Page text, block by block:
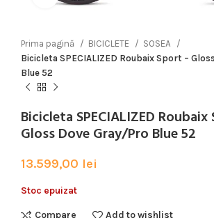
Prima pagină BICICLETE
SOSEA
Bicicleta SPECIALIZED Roubaix Sport –
Blue 52
Bicicleta SPECIALIZED
Gloss Dove Gray/Pro Blue 52
13.599,00 lei
Stoc epuizat
Compare Add to wishlist